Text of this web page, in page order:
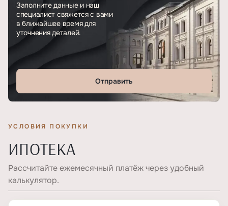
Заполните данные и наш
специалист свяжется с вами
в ближайшее время для
уточнения деталей.
Отправить
УСЛОВИЯ ПОКУПКИ
ИПОТЕКА
Рассчитайте ежемесячный платёж через удобный
калькулятор.